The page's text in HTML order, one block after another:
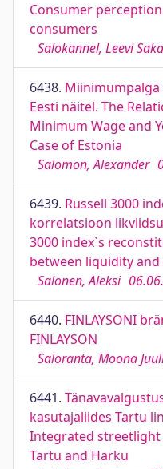
Consumer
consumers
Salokannel, Leevi
6438.
Eesti näitel. The
Minimum Wage and
Case of Estonia
Salomon, Alexander
6439. Russell 3000
korrelatsioon
3000 index`s
between liquidity
Salonen, Aleksi
6440. FINLAYSONI
FINLAYSON
Saloranta, Moona
6441.
kasutajaliides Tartu
Integrated
Tartu and Harku